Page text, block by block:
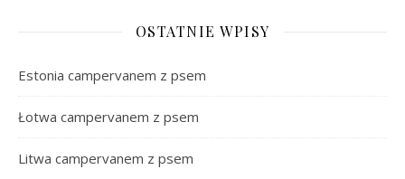
OSTATNIE WPISY
Estonia campervanem z psem
Łotwa campervanem z psem
Litwa campervanem z psem